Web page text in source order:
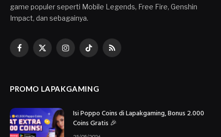
game populer seperti Mobile Legends, Free Fire, Genshin
Impact, dan sebagainya.
Facebook
X
InstagramTikTokRSS
PROMO LAPAKGAMING
Isi Poppo Coins di Lapakgaming, Bonus 2.000
Coins Gratis 🎉